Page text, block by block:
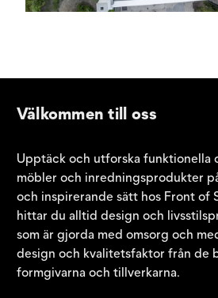
Välkommen till oss
Upptäck och utforska funktionella
möbler och inredningsprodukter
och inspirerande sätt hos Front of
hittar du alltid design och
som är gjorda med omsorg och
design och kvalitetsfaktor från de
formgivarna och tillverkarna.